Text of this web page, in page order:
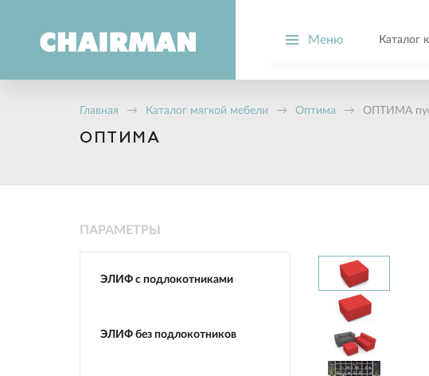
Меню Каталог
Главная → Каталог мягкой мебели → Оптима → ОПТИМА
ОПТИМА
ПАРАМЕТРЫ
ЭЛИФ с подлокотниками
ЭЛИФ без подлокотников